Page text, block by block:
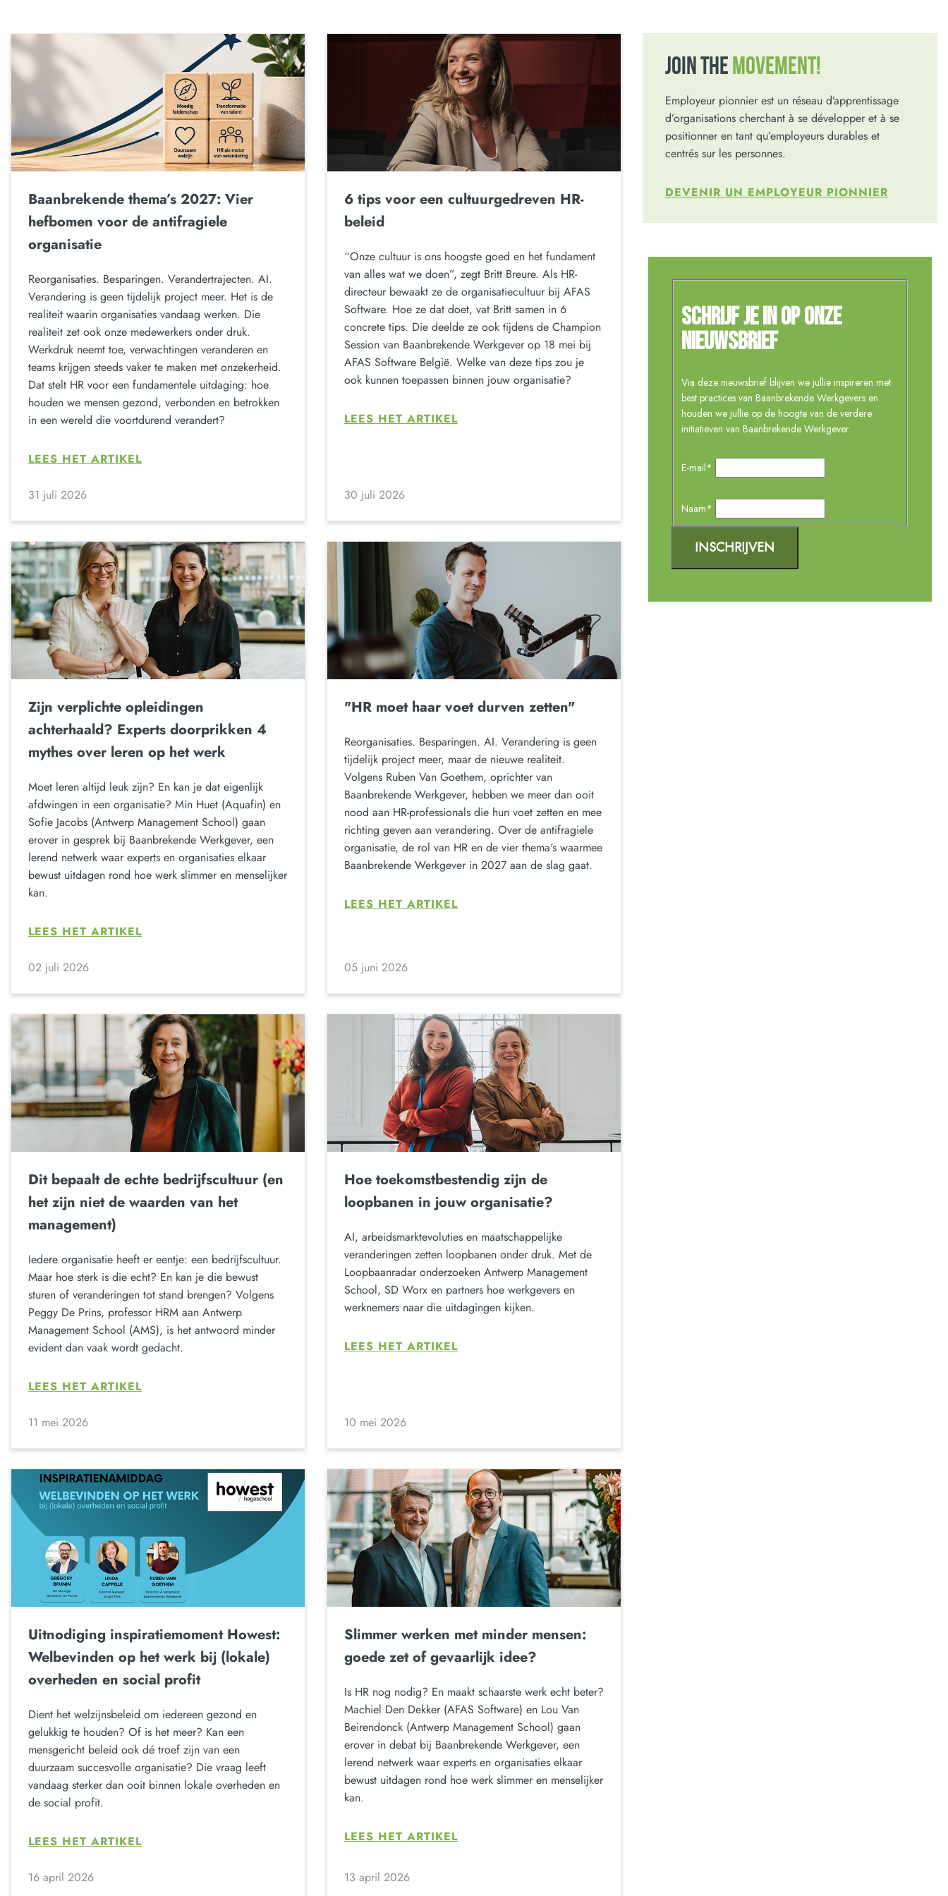
Baanbrekende thema’s 2027: Vier
hefbomen voor de antifragiele
organisatie
Reorganisaties. Besparingen. Verandertrajecten. AI.
Verandering is geen tijdelijk project meer. Het is de
realiteit waarin organisaties vandaag werken. Die
realiteit zet ook onze medewerkers onder druk.
Werkdruk neemt toe, verwachtingen veranderen en
teams krijgen steeds vaker te maken met onzekerheid.
Dat stelt HR voor een fundamentele uitdaging: hoe
houden we mensen gezond, verbonden en betrokken
in een wereld die voortdurend verandert?
LEES HET ARTIKEL
31 juli 2026
6 tips voor een cultuurgedreven HR-
beleid
“Onze cultuur is ons hoogste goed en het fundament
van alles wat we doen”, zegt Britt Breure. Als HR-
directeur bewaakt ze de organisatiecultuur bij AFAS
Software. Hoe ze dat doet, vat Britt samen in 6
concrete tips. Die deelde ze ook tijdens de Champion
Session van Baanbrekende Werkgever op 18 mei bij
AFAS Software België. Welke van deze tips zou je
ook kunnen toepassen binnen jouw organisatie?
LEES HET ARTIKEL
30 juli 2026
Zijn verplichte opleidingen
achterhaald? Experts doorprikken 4
mythes over leren op het werk
Moet leren altijd leuk zijn? En kan je dat eigenlijk
afdwingen in een organisatie? Min Huet (Aquafin) en
Sofie Jacobs (Antwerp Management School) gaan
erover in gesprek bij Baanbrekende Werkgever, een
lerend netwerk waar experts en organisaties elkaar
bewust uitdagen rond hoe werk slimmer en menselijker
kan.
LEES HET ARTIKEL
02 juli 2026
"HR moet haar voet durven zetten"
Reorganisaties. Besparingen. AI. Verandering is geen
tijdelijk project meer, maar de nieuwe realiteit.
Volgens Ruben Van Goethem, oprichter van
Baanbrekende Werkgever, hebben we meer dan ooit
nood aan HR-professionals die hun voet zetten en mee
richting geven aan verandering. Over de antifragiele
organisatie, de rol van HR en de vier thema's waarmee
Baanbrekende Werkgever in 2027 aan de slag gaat.
LEES HET ARTIKEL
05 juni 2026
Dit bepaalt de echte bedrijfscultuur (en
het zijn niet de waarden van het
management)
Iedere organisatie heeft er eentje: een bedrijfscultuur.
Maar hoe sterk is die echt? En kan je die bewust
sturen of veranderingen tot stand brengen? Volgens
Peggy De Prins, professor HRM aan Antwerp
Management School (AMS), is het antwoord minder
evident dan vaak wordt gedacht.
LEES HET ARTIKEL
11 mei 2026
Hoe toekomstbestendig zijn de
loopbanen in jouw organisatie?
AI, arbeidsmarktevoluties en maatschappelijke
veranderingen zetten loopbanen onder druk. Met de
Loopbaanradar onderzoeken Antwerp Management
School, SD Worx en partners hoe werkgevers en
werknemers naar die uitdagingen kijken.
LEES HET ARTIKEL
10 mei 2026
Uitnodiging inspiratiemoment Howest:
Welbevinden op het werk bij (lokale)
overheden en social profit
Dient het welzijnsbeleid om iedereen gezond en
gelukkig te houden? Of is het meer? Kan een
mensgericht beleid ook dé troef zijn van een
duurzaam succesvolle organisatie? Die vraag leeft
vandaag sterker dan ooit binnen lokale overheden en
de social profit.
LEES HET ARTIKEL
16 april 2026
Slimmer werken met minder mensen:
goede zet of gevaarlijk idee?
Is HR nog nodig? En maakt schaarste werk echt beter?
Machiel Den Dekker (AFAS Software) en Lou Van
Beirendonck (Antwerp Management School) gaan
erover in debat bij Baanbrekende Werkgever, een
lerend netwerk waar experts en organisaties elkaar
bewust uitdagen rond hoe werk slimmer en menselijker
kan.
LEES HET ARTIKEL
13 april 2026
JOIN THE MOVEMENT!
Employeur pionnier est un réseau d’apprentissage
d’organisations cherchant à se développer et à se
positionner en tant qu’employeurs durables et
centrés sur les personnes.
DEVENIR UN EMPLOYEUR PIONNIER